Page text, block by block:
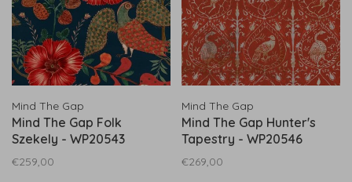
Mind The Gap
Mind The Gap Folk
Szekely - WP20543
€259,00
Mind The Gap
Mind The Gap Hunter's
Tapestry - WP20546
€269,00